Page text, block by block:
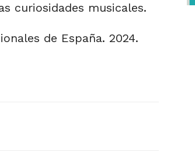
curiosidades musicales.
de España. 2024.